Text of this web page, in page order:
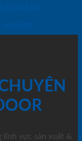
kem
lĩnh vực sản xuất &